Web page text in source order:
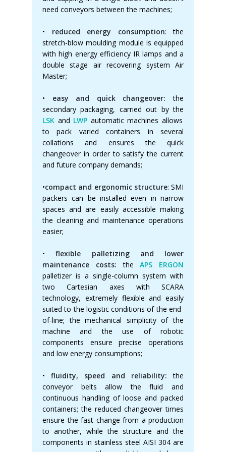
need conveyors between the machines;
• reduced energy consumption: the
stretch-blow moulding module is equipped
with high energy efficiency IR lamps and a
double stage air recovering system Air
Master;
• easy and quick changeover: the
secondary packaging, carried out by the
LSK and LWP automatic machines allows
to pack varied containers in several
collations and ensures the quick
changeover in order to satisfy the current
and future company demands;
•compact and ergonomic structure: SMI
packers can be installed even in narrow
spaces and are easily accessible making
the cleaning and maintenance operations
easier;
•flexible palletizing and lower
maintenance costs: theAPS ERGON
palletizer is a single-column system with
two Cartesian axes with SCARA
technology, extremely flexible and easily
suited to the logistic conditions of the end-
of-line; the mechanical simplicity of the
machine and the use of robotic
components ensure precise operations
and low energy consumptions;
•fluidity, speed and reliability: the
conveyor belts allow the fluid and
continuous handling of loose and packed
containers; the reduced changeover times
ensure the fast change from a production
to another, while the structure and the
components in stainless steel AISI 304 are